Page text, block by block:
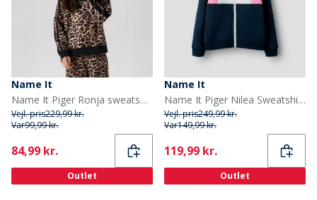
Name It
Name It Piger Ronja sweatshirt Irish Cream
Vejl. pris229,99 kr.
Var99,99 kr.
Current
84,99 kr.
Outlet
Name It
Name It Piger Nilea Sweatshirt Navy Blazer
Vejl. pris249,99 kr.
Var149,99 kr.
Current
119,99 kr.
Outlet